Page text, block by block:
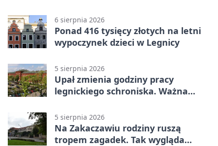
6 sierpnia 2026
Ponad 416 tysięcy złotych na letni
wypoczynek dzieci w Legnicy
5 sierpnia 2026
Upał zmienia godziny pracy
legnickiego schroniska. Ważna
5 sierpnia 2026
Na Zakaczawiu rodziny ruszą
tropem zagadek. Tak wygląda